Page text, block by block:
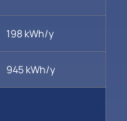
198 kWh/y
945 kWh/y